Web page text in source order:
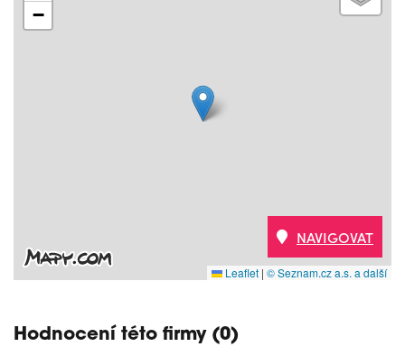
−
Leaflet | © Seznam.cz a.s. a další
NAVIGOVAT
Hodnocení této firmy (0)